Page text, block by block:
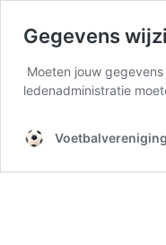
Gegevens
Moeten jouw
ledenadministratie